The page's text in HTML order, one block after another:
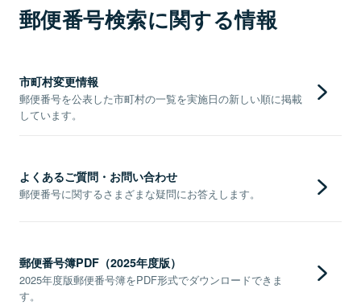
郵便番号検索に関する情報
市町村変更情報
郵便番号を公表した市町村の一覧を実施日の新しい順に掲載
しています。
よくあるご質問・お問い合わせ
郵便番号に関するさまざまな疑問にお答えします。
郵便番号簿PDF（2025年度版）
2025年度版郵便番号簿をPDF形式でダウンロードできま
す。